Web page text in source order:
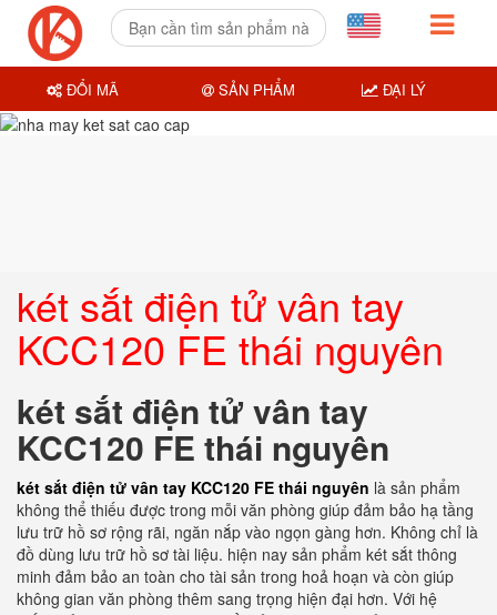
két sắt điện tử vân tay
KCC120 FE thái nguyên
két sắt điện tử vân tay
KCC120 FE thái nguyên
két sắt điện tử vân tay KCC120 FE thái nguyên là sản phẩm
không thể thiếu được trong mỗi văn phòng giúp đảm bảo hạ tầng
lưu trữ hồ sơ rộng rãi, ngăn nắp vào ngọn gàng hơn. Không chỉ là
đồ dùng lưu trữ hồ sơ tài liệu. hiện nay sản phẩm két sắt thông
minh đảm bảo an toàn cho tài sản trong hoả hoạn và còn giúp
không gian văn phòng thêm sang trọng hiện đại hơn. Với hệ
ĐỔI MÃ SẢN PHẨM ĐẠI LÝ